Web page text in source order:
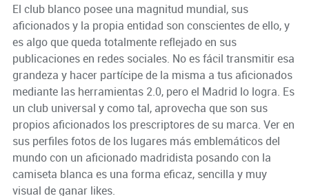
El club blanco posee una magnitud mundial, sus
aficionados y la propia entidad son conscientes de ello, y
es algo que queda totalmente reflejado en sus
publicaciones en redes sociales. No es fácil transmitir esa
grandeza y hacer partícipe de la misma a tus aficionados
mediante las herramientas 2.0, pero el Madrid lo logra. Es
un club universal y como tal, aprovecha que son sus
propios aficionados los prescriptores de su marca. Ver en
sus perfiles fotos de los lugares más emblemáticos del
mundo con un aficionado madridista posando con la
camiseta blanca es una forma eficaz, sencilla y muy
visual de ganar likes.